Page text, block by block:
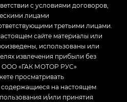
с условиями договоров,
лицами
третьими лицами.
сайте материалы или
использованы или
извлечения прибыли без
ООО «ГАК МОТОР РУС»
просматривать
содержащиеся на настоящем
и/или принятия